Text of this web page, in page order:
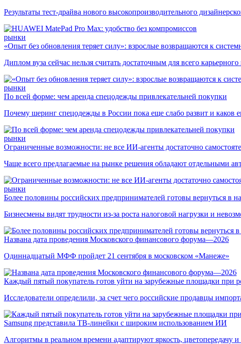
Результаты тест-драйва нового высокопроизводительного
рынки
«Опыт без обновления теряет силу»: взрослые возвращаются к
Диплом вуза сейчас нельзя считать достаточным для всего
рынки
По всей форме: чем аренда спецодежды привлекательней покупки
Почему шеринг спецодежды в России пока еще слабо развит и каков
рынки
Ограниченные возможности: не все ИИ-агенты достаточно
Чаще всего предлагаемые на рынке решения обладают отдельными
рынки
Более половины российских предпринимателей готовы вернуться в
Бизнесмены видят трудности из-за роста налоговой нагрузки и
Названа дата проведения Московского финансового форума—2026
Одиннадцатый МФФ пройдет 21 сентября в московском «Манеже»
Каждый пятый покупатель готов уйти на зарубежные площадки при
Исследователи определили, за счет чего российские продавцы
Samsung представила ТВ-линейки с широким использованием ИИ
Алгоритмы в реальном времени адаптируют яркость, цветопередачу